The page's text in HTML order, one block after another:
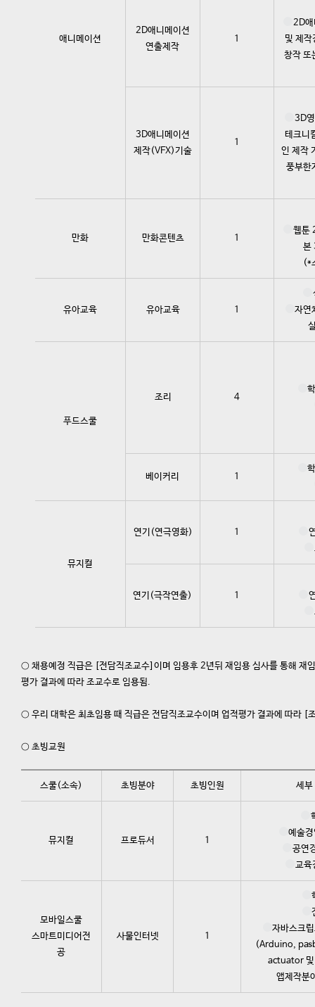
애니메이션
2D애니메이션
연출제작
1
2D애
및 제작
창작 또
3D애니메이션
제작(VFX)기술
1
3D
테크니
인 제작
풍부한
만화 만화콘텐츠 1
웹툰
본
(*
유아교육 유아교육 1
자연
푸드스쿨
조리 4
베이커리 1
뮤지컬
연기(연극영화) 1
연기(극작연출) 1
○ 채용예정 직급은 [전담직조교수]이며 임용후 2년뒤 재임용 심사를 통해 재
평가 결과에 따라 조교수로 임용됨.
○ 우리 대학은 최초임용 때 직급은 전담직조교수이며 업적평가 결과에 따
○ 초빙교원
스쿨(소속) 초빙분야 초빙인원 세부
뮤지컬 프로듀서 1
예술
공연
교육
모바일스쿨
스마트미디어전
공
사물인터넷 1
자바스크
(Arduino,
actuator
앱제작분